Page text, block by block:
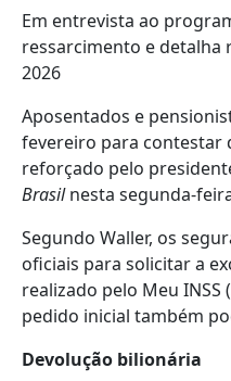
Em entrevista ao
ressarcimento e detalha
2026
Aposentados e
fevereiro para contestar
reforçado pelo
Brasilnesta segunda-
Segundo Waller, os
oficiais para solicitar a
realizado pelo Meu
pedido inicial também
Devolução bilionária